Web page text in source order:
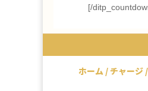
[/
ホーム / チャージ